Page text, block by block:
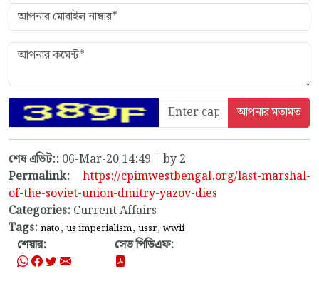
শেষ এডিট:: 06-Mar-20 14:49 | by 2
Permalink:
https://cpimwestbengal.org/last-marshal-
of-the-soviet-union-dmitry-yazov-dies
Categories: Current Affairs
Tags: nato, us imperialism, ussr, wwii
শেয়ার: সেভ পিডিএফ: